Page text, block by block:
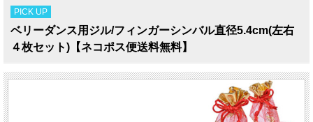
PICK UP
ベリーダンス用ジル/フィンガーシンバル直径5.4cm(左右
４枚セット)【ネコポス便送料無料】